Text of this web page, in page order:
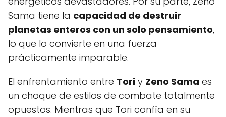
Sama tiene la capacidad de destruir
planetas enteros con un solo pensamiento,
lo que lo convierte en una fuerza
prácticamente imparable.
El enfrentamiento entre Tori y Zeno Sama es
un choque de estilos de combate totalmente
opuestos. Mientras que Tori confía en su